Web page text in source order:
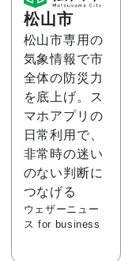
松山市
松山市専用の
気象情報で市
全体の防災力
を底上げ。ス
マホアプリの
日常利用で、
非常時の迷い
のない判断に
つなげる
ウェザーニュー
ス for business